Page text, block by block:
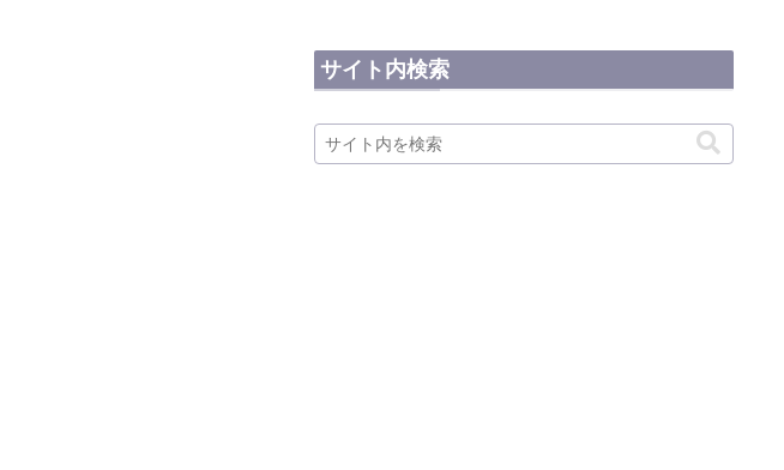
サイト内検索